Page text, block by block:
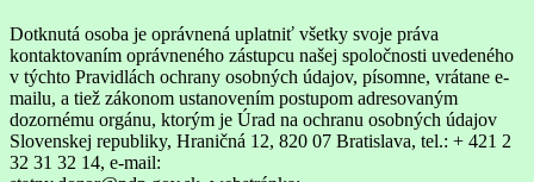
Dotknutá osoba je oprávnená uplatniť všetky svoje práva
kontaktovaním oprávneného zástupcu našej spoločnosti uvedeného
v týchto Pravidlách ochrany osobných údajov, písomne, vrátane e-
mailu, a tiež zákonom ustanovením postupom adresovaným
dozornému orgánu, ktorým je Úrad na ochranu osobných údajov
Slovenskej republiky, Hraničná 12, 820 07 Bratislava, tel.: + 421 2
32 31 32 14, e-mail: